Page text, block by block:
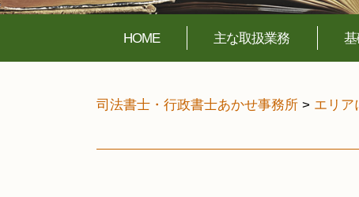
HOME 主な取扱業務
司法書士・行政書士あかせ事務所 > エリア